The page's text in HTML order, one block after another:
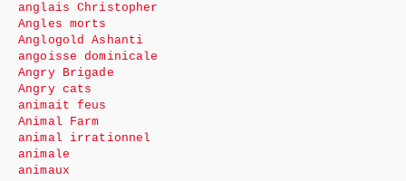
anglais Christopher
Angles morts
Anglogold Ashanti
angoisse dominicale
Angry Brigade
Angry cats
animait feus
Animal Farm
animal irrationnel
animale
animaux